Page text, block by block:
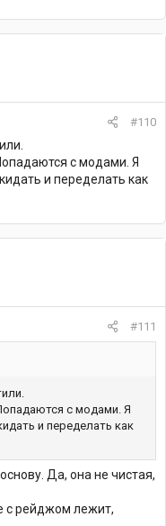
#110
с модами. Я
и переделать как
#111
с модами. Я
и переделать как
Да, она не чистая,
с рейджом лежит,